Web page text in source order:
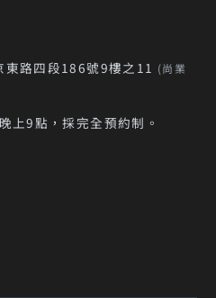
東路四段186號9樓之11 (尚業
上9點，採完全預約制。